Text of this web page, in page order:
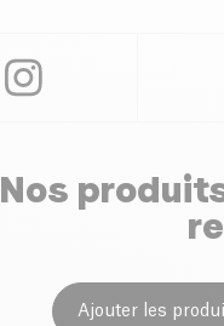
Nos
Ajouter les